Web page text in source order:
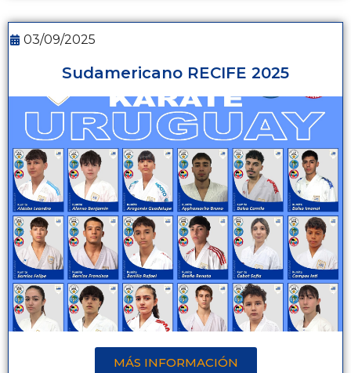
03/09/2025
Sudamericano RECIFE 2025
MÁS INFORMACIÓN